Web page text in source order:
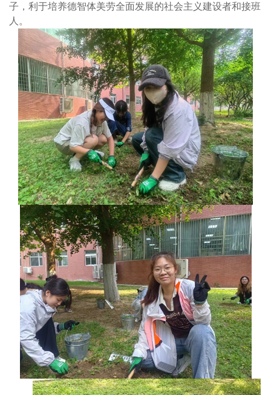
子，利于培养德智体美劳全面发展的社会主义建设者和接班
人。